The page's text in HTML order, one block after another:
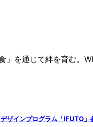
を通じて絆を育む。
インプログラム「IFUTO」